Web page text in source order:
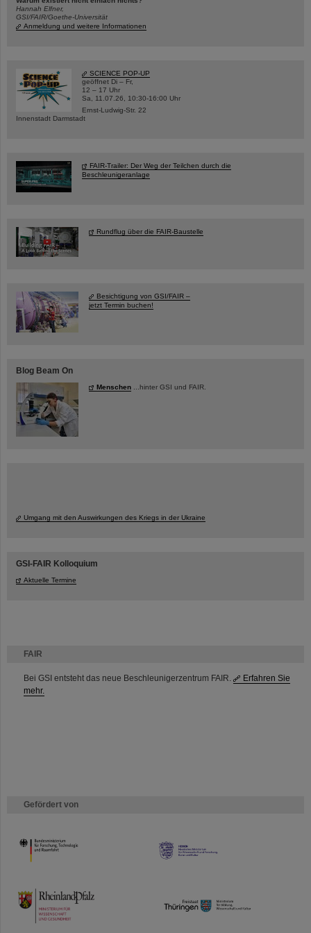
FAIR
Bei GSI entsteht das neue Beschleunigerzentrum FAIR.
Erfahren Sie
mehr.
Gefördert von
HMWK
TMWWDG
Hannah Elfner,
GSI/FAIR/Goethe-Universität
Anmeldung und weitere Informationen
SCIENCE POP-UP
geöffnet Di – Fr,
12 – 17 Uhr
Sa, 11.07.26, 10:30-16:00 Uhr
Ernst-Ludwig-Str. 22
Innenstadt Darmstadt
FAIR-Trailer: Der Weg der Teilchen durch die
Beschleunigeranlage
Rundflug über die FAIR-Baustelle
Besichtigung von GSI/FAIR –
jetzt Termin buchen!
Blog Beam On
Menschen ...hinter GSI und FAIR.
Umgang mit den Auswirkungen des Kriegs in der Ukraine
GSI-FAIR Kolloquium
Aktuelle Termine